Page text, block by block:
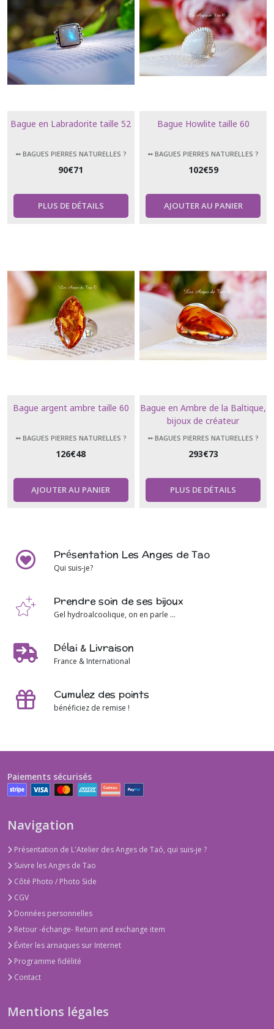
Bague en Labradorite taille 52
➻ BAGUES PIERRES NATURELLES ?
90€71
PLUS DE DÉTAILS
Bague Howlite taille 60
➻ BAGUES PIERRES NATURELLES ?
102€59
AJOUTER AU PANIER
Bague argent ambre taille 60
➻ BAGUES PIERRES NATURELLES ?
126€48
AJOUTER AU PANIER
Bague en Ambre de la Baltique,
bijoux de créateur
➻ BAGUES PIERRES NATURELLES ?
293€73
PLUS DE DÉTAILS
Présentation Les Anges de Tao
Qui suis-je?
Prendre soin de ses bijoux
Gel hydroalcoolique, on en parle ...
Délai & Livraison
France & International
Cumulez des points
bénéficiez de remise !
Paiements sécurisés
Navigation
Présentation de L'Atelier des Anges de Taó, qui suis-je ?
Suivre les Anges de Tao
Côté Photo / Photo Side
CGV
Données personnelles
Retour -échange- Return and exchange item
Éviter les arnaques sur Internet
Programme fidélité
Contact
Mentions légales